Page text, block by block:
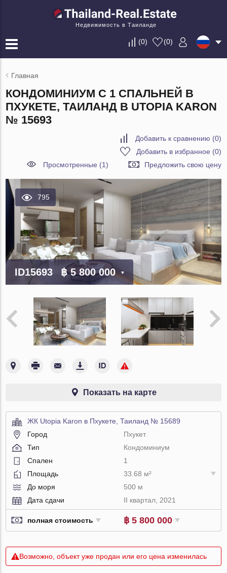
Недвижимость в Таиланде
(0) (0)
Главная
КОНДОМИНИУМ С 1 СПАЛЬНЕЙ В
ПХУКЕТЕ, ТАИЛАНД В UTOPIA KARON
№ 15693
Добавить к сравнению (0)
Добавить в избранное (0)
Просмотренные (1)
Предложить свою цену
795
ID15693 ฿ 5 800 000
Показать на карте
ЖК Utopia Karon в Пхукете, Таиланд № 15689
Город
Пхукет
Тип
Кондоминиум
Спален
1
Площадь
33.68 м²
До моря
500 м
Дата сдачи
II квартал, 2021
полная стоимость ฿ 5 800 000
Возможно, объект уже продан или его цена изменилась